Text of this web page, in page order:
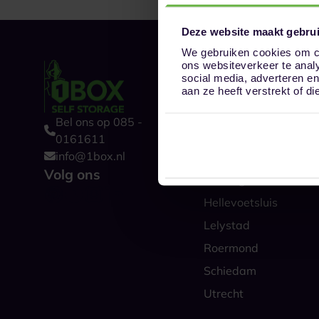
Deze website maakt
We gebruiken cookies om
ons websiteverkeer te
social media, adverteren
aan ze heeft verstrekt of
Bel ons op 085 -
0161611
info@1box.nl
Volg ons
Onze
Alkmaar
Hellevoetsluis
Lelystad
Roermond
Schiedam
Utrecht